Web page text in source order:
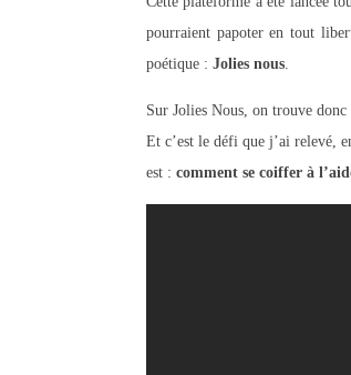
pourraient papoter en tout
poétique : Jolies nous.
Sur Jolies Nous, on trouve
Et c’est le défi que j’ai relevé,
est : comment se coiffer à